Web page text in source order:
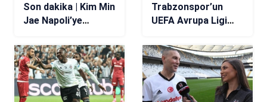
Son dakika | Kim Min
Jae Napoli’ye
bonservisi
Trabzonspor’un
UEFA Avrupa Ligi